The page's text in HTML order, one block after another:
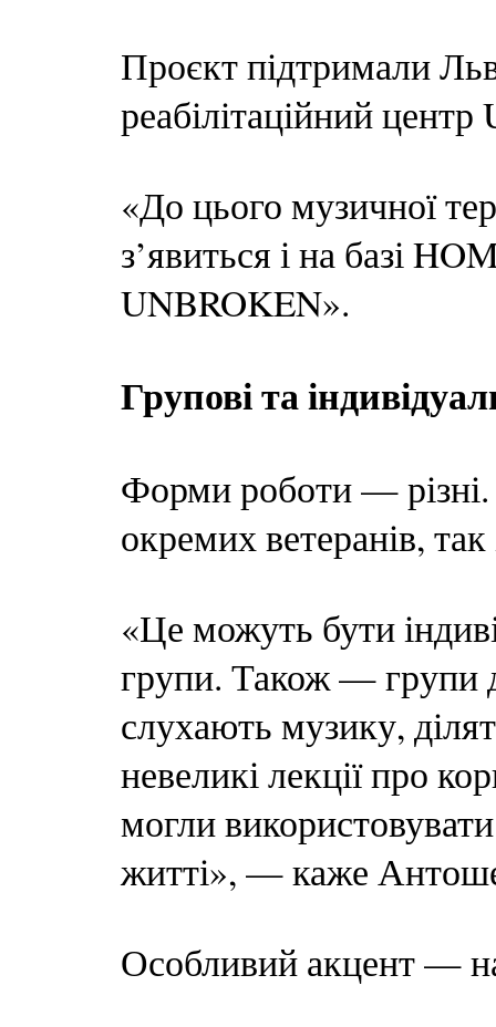
Проєкт підтримали
реабілітаційний
«До цього музичної
з’явиться і на базі
UNBROKEN».
Групові та
Форми роботи —
окремих ветеранів,
«Це можуть бути
групи. Також — групи
слухають музику,
невеликі лекції про
могли
житті», — каже
Особливий акцент —